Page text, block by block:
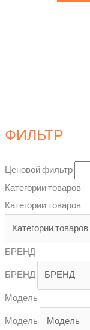
ФИЛЬТР
Ценовой фильтр
Категории товаров
Категории товаров
БРЕНД
БРЕНД
Модель
Модель